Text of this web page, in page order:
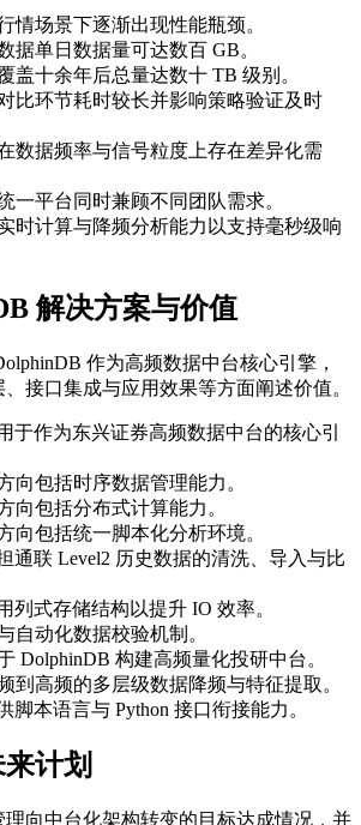
情场景下逐渐出现性能瓶颈。
据单日数据量可达数百 GB。
盖十余年后总量达数十 TB 级别。
比环节耗时较长并影响策略验证及时
数据频率与信号粒度上存在差异化需
一平台同时兼顾不同团队需求。
时计算与降频分析能力以支持毫秒级响
解决方案与价值
作为高频数据中台核心引擎，
接口集成与应用效果等方面阐述价值。
于作为东兴证券高频数据中台的核心引
向包括时序数据管理能力。
向包括分布式计算能力。
向包括统一脚本化分析环境。
通联 Level2 历史数据的清洗、导入与比
列式存储结构以提升 IO 效率。
自动化数据校验机制。
DolphinDB 构建高频量化投研中台。
到高频的多层级数据降频与特征提取。
脚本语言与 Python 接口衔接能力。
计划
向中台化架构转变的目标达成情况，并